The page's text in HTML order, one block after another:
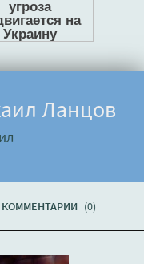
Ланцов
КОММЕНТАРИИ (0)